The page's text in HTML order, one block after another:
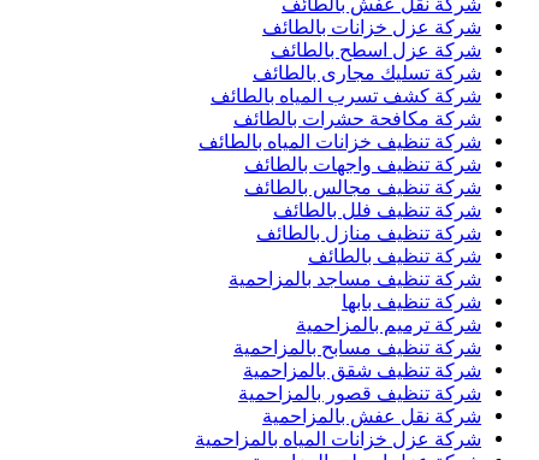
شركة عزل خزانات بالطائف
شركة عزل اسطح بالطائف
شركة تسليك مجارى بالطائف
شركة كشف تسرب المياه بالطائف
شركة مكافحة حشرات بالطائف
شركة تنظيف خزانات المياه بالطائف
شركة تنظيف واجهات بالطائف
شركة تنظيف مجالس بالطائف
شركة تنظيف فلل بالطائف
شركة تنظيف منازل بالطائف
شركة تنظيف بالطائف
شركة تنظيف مساجد بالمزاحمية
شركة تنظيف بابها
شركة ترميم بالمزاحمية
شركة تنظيف مسابح بالمزاحمية
شركة تنظيف شقق بالمزاحمية
شركة تنظيف قصور بالمزاحمية
شركة نقل عفش بالمزاحمية
شركة عزل خزانات المياه بالمزاحمية